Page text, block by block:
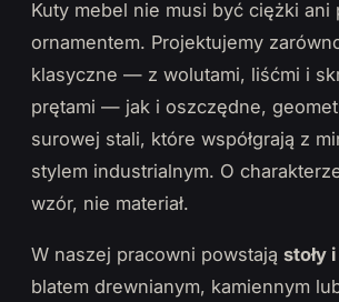
Kuty mebel nie musi być ciężki ani
ornamentem. Projektujemy
klasyczne — z wolutami, liśćmi i
prętami — jak i oszczędne,
surowej stali, które współgrają z
stylem industrialnym. O
wzór, nie materiał.
W naszej pracowni powstają stoły
blatem drewnianym, kamiennym